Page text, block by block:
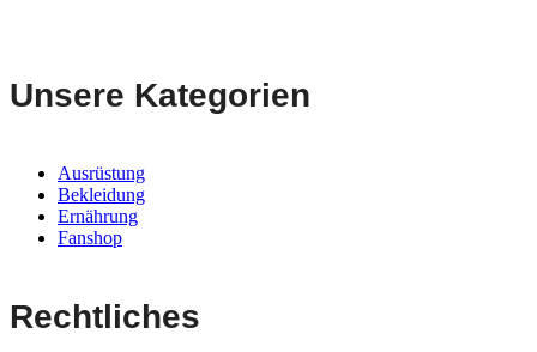
Unsere Kategorien
Ausrüstung
Bekleidung
Ernährung
Fanshop
Rechtliches